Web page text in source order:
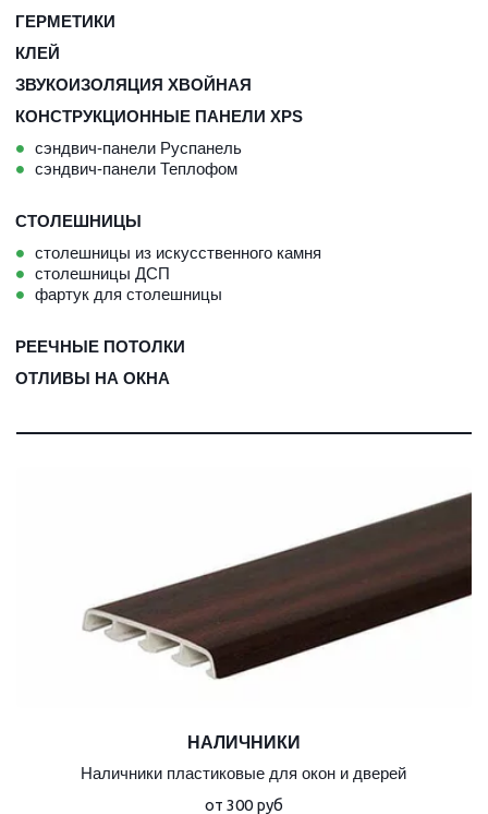
ГЕРМЕТИКИ
КЛЕЙ
ЗВУКОИЗОЛЯЦИЯ ХВОЙНАЯ
КОНСТРУКЦИОННЫЕ ПАНЕЛИ XPS
сэндвич-панели Руспанель
сэндвич-панели Теплофом
СТОЛЕШНИЦЫ
столешницы из искусственного камня
столешницы ДСП
фартук для столешницы
РЕЕЧНЫЕ ПОТОЛКИ
ОТЛИВЫ НА ОКНА
НАЛИЧНИКИ
Наличники пластиковые для окон и дверей
от 300 руб